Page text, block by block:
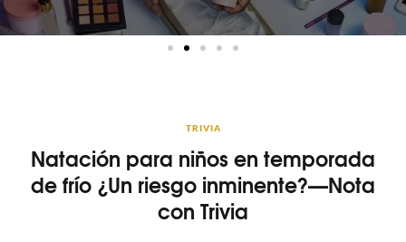
TRIVIA
Natación para niños en temporada
de frío ¿Un riesgo inminente?—Nota
con Trivia